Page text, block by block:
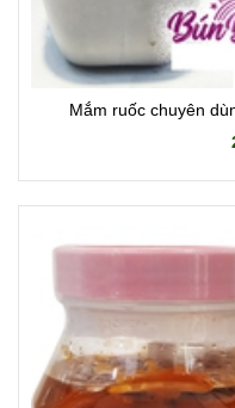
Mắm ruốc chuyên